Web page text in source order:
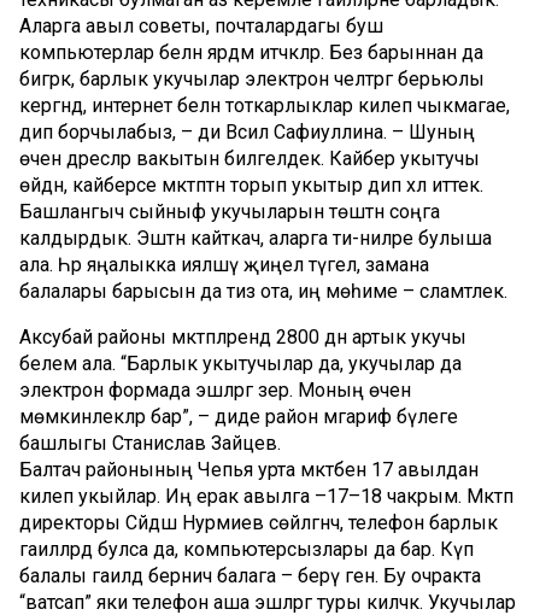
Аларга авыл советы, почталардагы буш
компьютерлар белән ярдәм итәчәкләр. Без барыннан да
бигрәк, барлык укучылар электрон челтәргә берьюлы
кергәндә, интернет белән тоткарлыклар килеп чыкмагае,
дип борчылабыз, – ди Вәсилә Сафиуллина. – Шуның
өчен дәресләр вакытын билгеләдек. Кайбер укытучы
өйдән, кайберсе мәктәптән торып укытыр дип хәл иттек.
Башлангыч сыйныф укучыларын төштән соңга
калдырдык. Эштән кайткач, аларга әти-әниләре булыша
ала. Һәр яңалыкка ияләшү җиңел түгел, замана
балалары барысын да тиз ота, иң мөһиме – сәламәтлек.
Аксубай районы мәктәпләрендә 2800 дән артык укучы
белем ала. “Барлык укытучылар да, укучылар да
электрон формада эшләргә әзер. Моның өчен
мөмкинлекләр бар”, – диде район мәгариф бүлеге
башлыгы Станислав Зайцев.
Балтач районының Чепья урта мәктәбенә 17 авылдан
килеп укыйлар. Иң ерак авылга –17–18 чакрым. Мәктәп
директоры Сәйдәш Нурмиев сөйләгәнчә, телефон барлык
гаиләләрдә булса да, компьютерсызлары да бар. Күп
балалы гаиләдә берничә балага – берәү генә. Бу очракта
“ватсап” яки телефон аша эшләргә туры киләчәк. Укучылар